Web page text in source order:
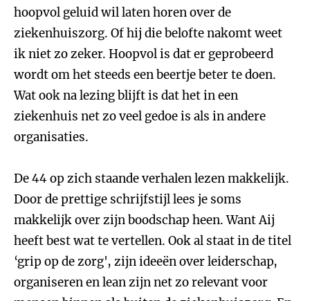
hoopvol geluid wil laten horen over de
ziekenhuiszorg. Of hij die belofte nakomt weet
ik niet zo zeker. Hoopvol is dat er geprobeerd
wordt om het steeds een beertje beter te doen.
Wat ook na lezing blijft is dat het in een
ziekenhuis net zo veel gedoe is als in andere
organisaties.
De 44 op zich staande verhalen lezen makkelijk.
Door de prettige schrijfstijl lees je soms
makkelijk over zijn boodschap heen. Want Aij
heeft best wat te vertellen. Ook al staat in de titel
‘grip op de zorg', zijn ideeën over leiderschap,
organiseren en lean zijn net zo relevant voor